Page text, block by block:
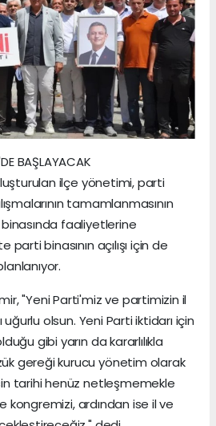
BAŞLAYACAK
ilçe yönetimi, parti
tamamlanmasının
faaliyetlerine
binasının açılışı için de
"Yeni Parti'miz ve partimizin il
olsun. Yeni Parti iktidarı için
gibi yarın da kararlılıkla
gereği kurucu yönetim olarak
tarihi henüz netleşmemekle
kongremizi, ardından ise il ve